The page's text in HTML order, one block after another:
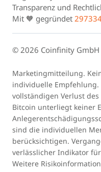
Transparenz und
Mit 🧡 gegründet
© 2026 Coinfinity GmbH
Marketingmitteilung.
individuelle
vollständigen Verlust
Bitcoin unterliegt keiner
sind die individuellen
berücksichtigen.
verlässlicher Indikator
Weitere